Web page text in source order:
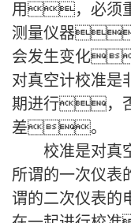
用，必须
测量仪器
会发生变化
对真空计校准
期进行，否
差。
校准是对真
所谓的一次仪
谓的二次仪表